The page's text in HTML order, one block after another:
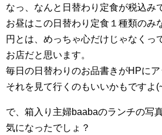
なっ、なんと日替わり定食が税込み
お昼はこの日替わり定食１種類のみ
円とは、めっちゃ心だけじゃなくっ
お店だと思います。
毎日の日替わりのお品書きがHPにア
それを見て行くのもいいかもですよ
で、箱入り主婦baabaのランチの写
気になったでしょ？